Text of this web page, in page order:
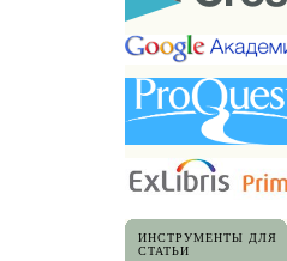
ИНСТРУМЕНТЫ ДЛЯ
СТАТЬИ